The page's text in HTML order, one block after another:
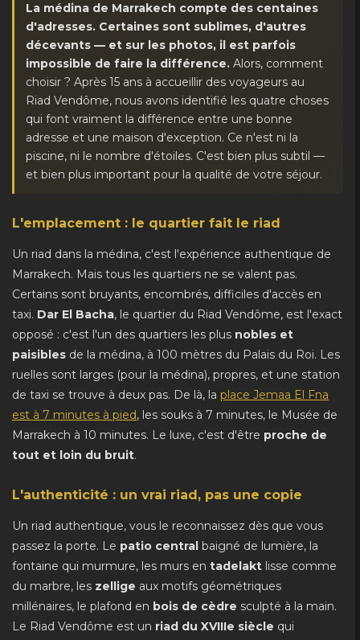
La médina de Marrakech compte des centaines
d'adresses. Certaines sont sublimes, d'autres
décevants — et sur les photos, il est parfois
impossible de faire la différence. Alors, comment
choisir ? Après 15 ans à accueillir des voyageurs au
Riad Vendôme, nous avons identifié les quatre choses
qui font vraiment la différence entre une bonne
adresse et une maison d'exception. Ce n'est ni la
piscine, ni le nombre d'étoiles. C'est bien plus subtil —
et bien plus important pour la qualité de votre séjour.
L'emplacement : le quartier fait le riad
Un riad dans la médina, c'est l'expérience authentique de
Marrakech. Mais tous les quartiers ne se valent pas.
Certains sont bruyants, encombrés, difficiles d'accès en
taxi. Dar El Bacha, le quartier du Riad Vendôme, est l'exact
opposé : c'est l'un des quartiers les plus nobles et
paisibles de la médina, à 100 mètres du Palais du Roi. Les
ruelles sont larges (pour la médina), propres, et une station
de taxi se trouve à deux pas. De là, la place Jemaa El Fna
est à 7 minutes à pied, les souks à 7 minutes, le Musée de
Marrakech à 10 minutes. Le luxe, c'est d'être proche de
tout et loin du bruit.
L'authenticité : un vrai riad, pas une copie
Un riad authentique, vous le reconnaissez dès que vous
passez la porte. Le patio central baigné de lumière, la
fontaine qui murmure, les murs en tadelakt lisse comme
du marbre, les zellige aux motifs géométriques
millénaires, le plafond en bois de cèdre sculpté à la main.
Le Riad Vendôme est un riad du XVIIIe siècle qui